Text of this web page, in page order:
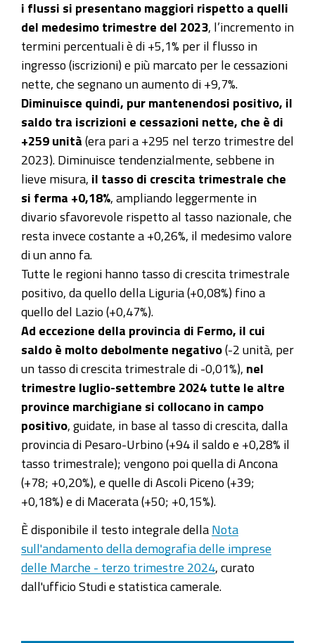
i flussi si presentano maggiori rispetto a quelli
del medesimo trimestre del 2023 , l’incremento in
termini percentuali è di +5,1% per il flusso in
ingresso (iscrizioni) e più marcato per le cessazioni
nette, che segnano un aumento di +9,7%.
Diminuisce quindi, pur mantenendosi positivo, il
saldo tra iscrizioni e cessazioni nette, che è di
+259 unità (era pari a +295 nel terzo trimestre del
2023). Diminuisce tendenzialmente, sebbene in
lieve misura, il tasso di crescita trimestrale che
si ferma +0,18% , ampliando leggermente in
divario sfavorevole rispetto al tasso nazionale, che
resta invece costante a +0,26%, il medesimo valore
di un anno fa.
Tutte le regioni hanno tasso di crescita trimestrale
positivo, da quello della Liguria (+0,08%) fino a
quello del Lazio (+0,47%).
Ad eccezione della provincia di Fermo, il cui
saldo è molto debolmente negativo (-2 unità, per
un tasso di crescita trimestrale di -0,01%), nel
trimestre luglio-settembre 2024 tutte le altre
province marchigiane si collocano in campo
positivo , guidate, in base al tasso di crescita, dalla
provincia di Pesaro-Urbino (+94 il saldo e +0,28% il
tasso trimestrale); vengono poi quella di Ancona
(+78; +0,20%), e quelle di Ascoli Piceno (+39;
+0,18%) e di Macerata (+50; +0,15%).
È disponibile il testo integrale della Nota
sull'andamento della demografia delle imprese
delle Marche - terzo trimestre 2024 , curato
dall'ufficio Studi e statistica camerale.